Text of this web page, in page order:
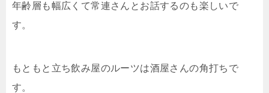
年齢層も幅広くて常連さんとお話するのも楽しいで
す。
もともと立ち飲み屋のルーツは酒屋さんの角打ちで
す。